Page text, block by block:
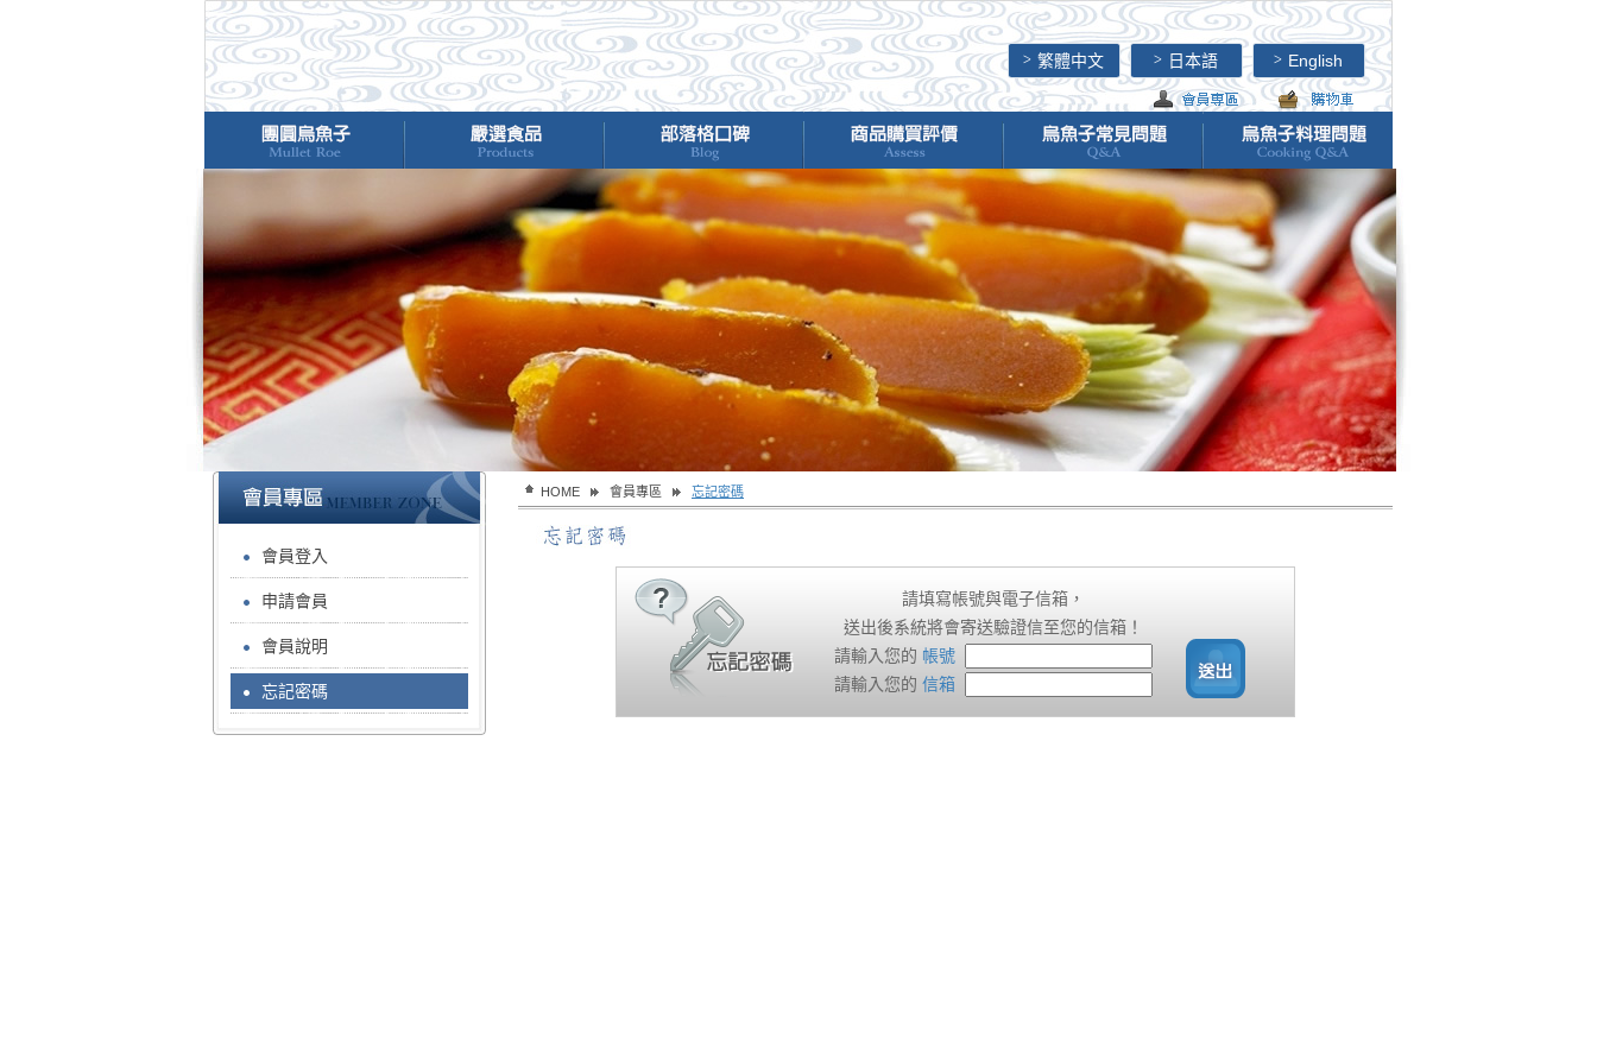
繁體中文 日本語 English
會員登入
申請會員
會員說明
忘記密碼
HOME 會員專區 忘記密碼
請填寫帳號與電子信箱，
送出後系統將會寄送驗證信至您的信箱！
請輸入您的 帳號
請輸入您的 信箱